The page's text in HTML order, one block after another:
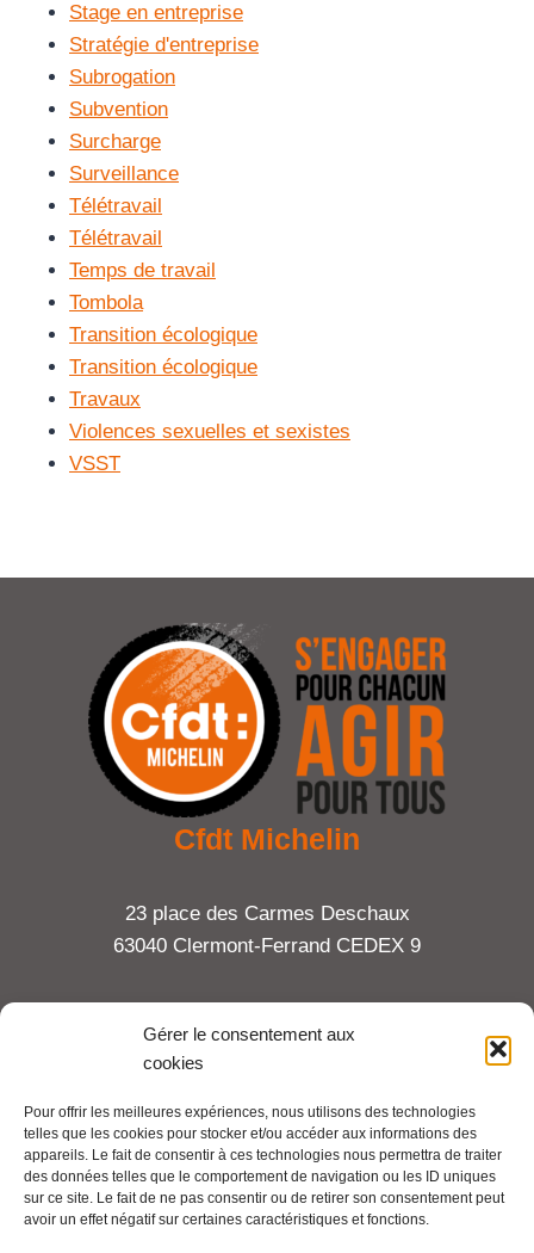
Gérer le consentement aux
cookies
Pour offrir les meilleures expériences, nous utilisons des technologies
telles que les cookies pour stocker et/ou accéder aux informations des
appareils. Le fait de consentir à ces technologies nous permettra de traiter
des données telles que le comportement de navigation ou les ID uniques
sur ce site. Le fait de ne pas consentir ou de retirer son consentement peut
avoir un effet négatif sur certaines caractéristiques et fonctions.
Stage en entreprise
Stratégie d'entreprise
Subrogation
Subvention
Surcharge
Surveillance
Télétravail
Télétravail
Temps de travail
Tombola
Transition écologique
Transition écologique
Travaux
Violences sexuelles et sexistes
VSST
Cfdt Michelin
23 place des Carmes Deschaux
63040 Clermont-Ferrand CEDEX 9
Tel : 06 65 27 23 81
Mentions légales
Pour aller plus loin :